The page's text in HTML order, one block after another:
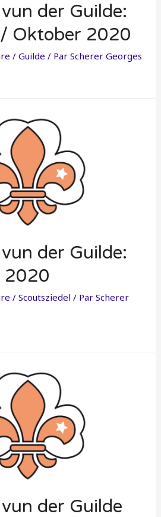
der Guilde:
Oktober 2020
/Guilde / ParScherer Georges
der Guilde:
2020
/Scoutsziedel / ParScherer
der Guilde